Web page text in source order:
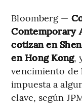
Bloomberg —
Contemporary
cotizan en
en Hong Kong,
vencimiento de
impuesta a
clave, según